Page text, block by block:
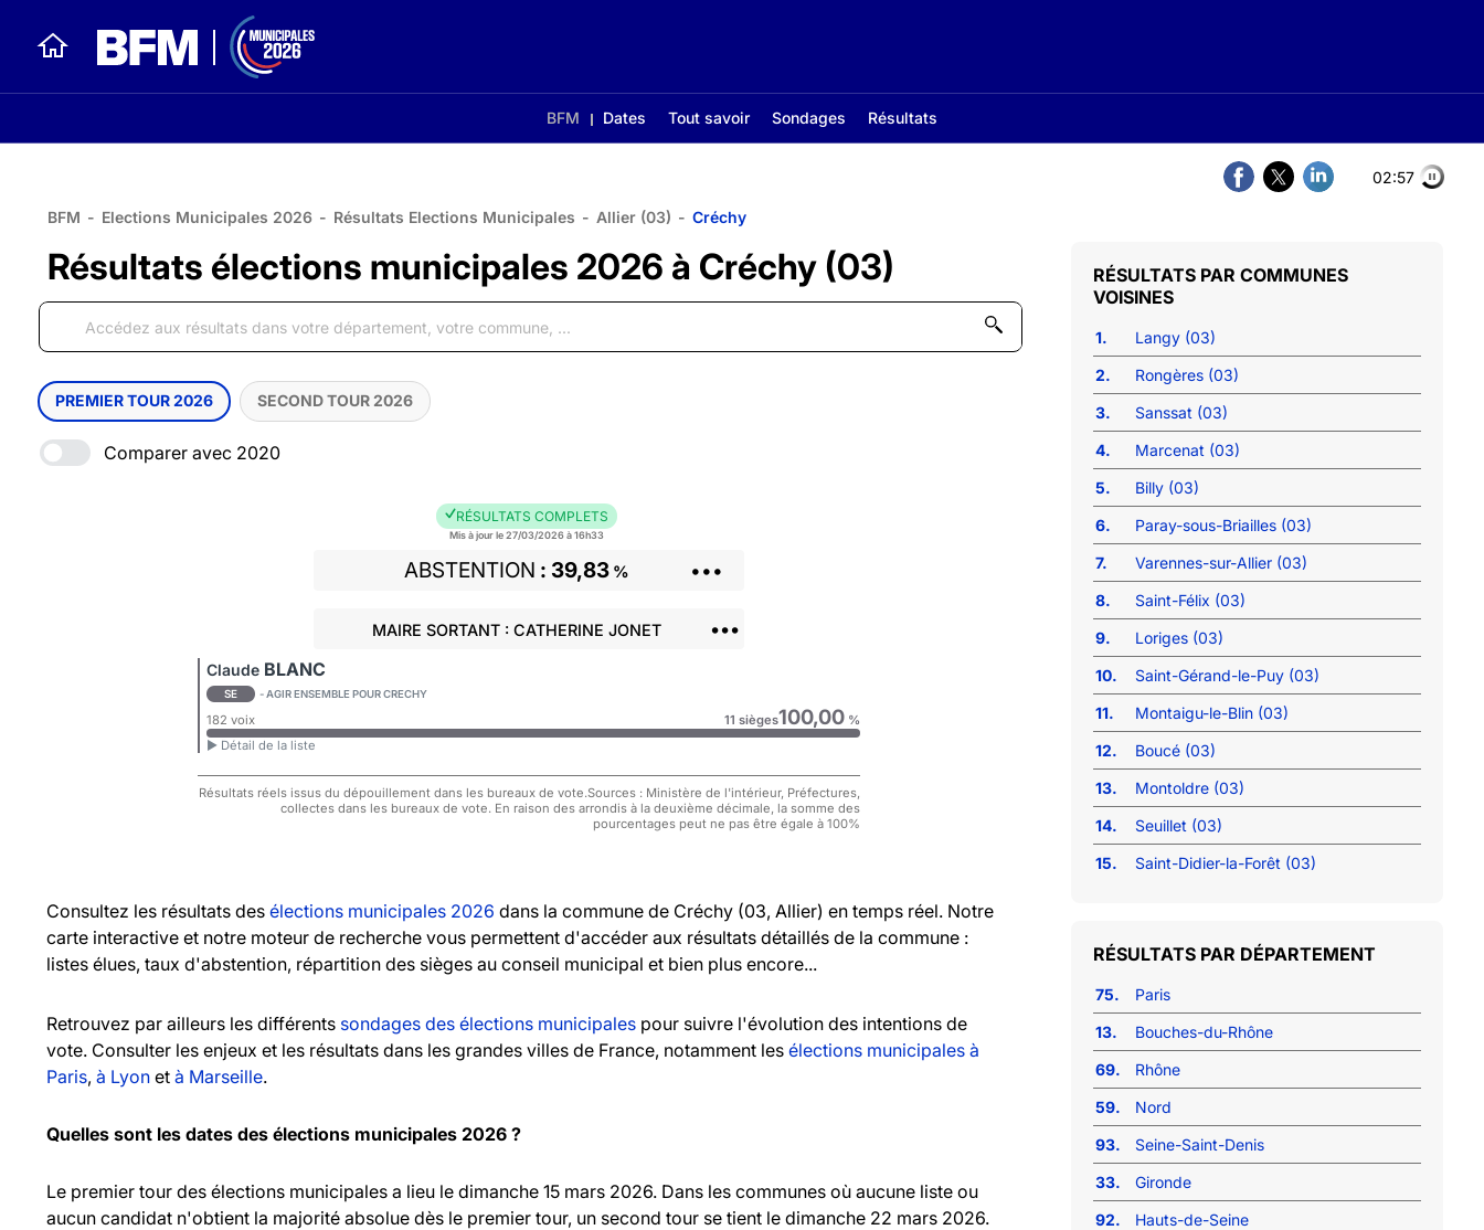
BFM Dates Tout savoir Sondages Résultats
02:56
BFM - Elections Municipales 2026 - Résultats Elections Municipales - Allier (03) - Créchy
Résultats élections municipales 2026 à Créchy (03)
PREMIER TOUR 2026 SECOND TOUR 2026
Comparer avec 2020
RÉSULTATS COMPLETS
Mis à jour le 27/03/2026 à 16h33
ABSTENTION 39,83 % •••
MAIRE SORTANT : CATHERINE JONET •••
Claude BLANC
SE - AGIR ENSEMBLE POUR CRECHY
182 voix 11 sièges100,00 %
► Détail de la liste
Résultats réels issus du dépouillement dans les bureaux de vote.Sources : Ministère de l'intérieur, Préfectures,
collectes dans les bureaux de vote. En raison des arrondis à la deuxième décimale, la somme des
pourcentages peut ne pas être égale à 100%
Consultez les résultats des élections municipales 2026 dans la commune de Créchy (03, Allier) en temps réel. Notre
carte interactive et notre moteur de recherche vous permettent d'accéder aux résultats détaillés de la commune :
listes élues, taux d'abstention, répartition des sièges au conseil municipal et bien plus encore...
Retrouvez par ailleurs les différents sondages des élections municipales pour suivre l'évolution des intentions de
vote. Consulter les enjeux et les résultats dans les grandes villes de France, notamment les élections municipales à
Paris, à Lyon et à Marseille.
Quelles sont les dates des élections municipales 2026 ?
Le premier tour des élections municipales a lieu le dimanche 15 mars 2026. Dans les communes où aucune liste ou
aucun candidat n'obtient la majorité absolue dès le premier tour, un second tour se tient le dimanche 22 mars 2026.
COMMUNES
VOISINES
1.
Langy (03)
2.
Rongères (03)
3.
Sanssat (03)
4.
Marcenat (03)
5.
Billy (03)
6.
Paray-sous-Briailles (03)
7.
Varennes-sur-Allier (03)
8.
Saint-Félix (03)
9.
Loriges (03)
10.
Saint-Gérand-le-Puy (03)
11.
Montaigu-le-Blin (03)
12.
Boucé (03)
13.
Montoldre (03)
14.
Seuillet (03)
15.
Saint-Didier-la-Forêt (03)
RÉSULTATS PAR DÉPARTEMENT
75.
Paris
13.
Bouches-du-Rhône
69.
Rhône
59.
Nord
93.
Seine-Saint-Denis
33.
Gironde
92.
Hauts-de-Seine